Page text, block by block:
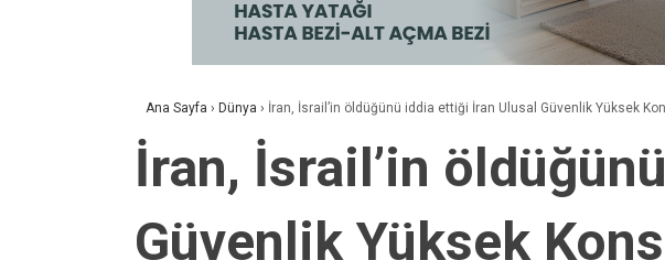
Ana Sayfa › Dünya › İran, İsrail’in öldüğünü iddia ettiği İran Ulusal Güvenlik Yüksek
İran, İsrail’in
Güvenlik Yüksek